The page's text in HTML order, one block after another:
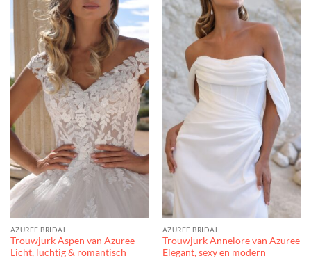
AZUREE BRIDAL
Trouwjurk Aspen van Azuree –
Licht, luchtig & romantisch
AZUREE BRIDAL
Trouwjurk Annelore van Azuree
Elegant, sexy en modern